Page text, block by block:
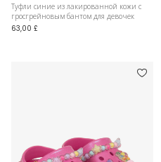
Туфли синие из лакированной кожи с
гросгрейновым бантом для девочек
63,00 £